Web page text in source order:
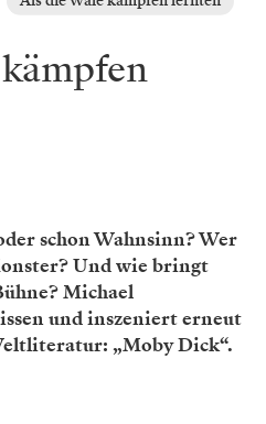
schon Wahnsinn? Wer
Und wie bringt
Michael
und inszeniert erneut
„Moby Dick“.